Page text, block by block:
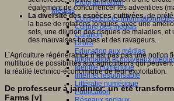
Programmation
Médias
Compétences
Culture des médias
Curation
Droits
Education aux médias
Information et nouveaux
Identité numérique
Internet responsable
Littératie numérique
Publication
également de concurrencer les adventices
La diversité des espèces cultivées, de
la base de rotations longues, avec une
sols, une dilution des risques de maladies, et
des mauvaises herbes et des ravageurs.
L’Agriculture régénératrice n’est pas pas une notion
multitude de possibilités aux agriculteurs qui
la réalité technico-économique de leur exploitation
De professeur à jardinier: un été
Farms [v]